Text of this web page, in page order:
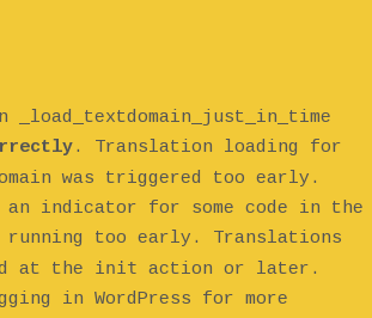
_load_textdomain_just_in_time
. Translation loading for
was triggered too early.
indicator for some code in the
running too early. Translations
at the init action or later.
in WordPress for more